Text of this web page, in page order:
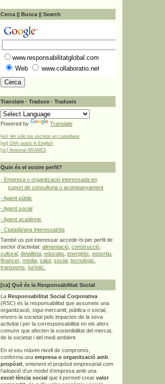
Cerca || Busca || Search
www.responsabilitatglobal.com
Web
www.collaboratio.net
Translate · Traduce · Tradueix
Powered by Translate
[es] Ver sólo los escritos en castellano
[en] Only posts in English
[oc] Arrevirar ARANÉS
Quin és el vostre perfil?
- Empresa o organització interessada en
suport de consultoria o acompanyament
- Agent públic
- Agent social
- Agent acadèmic
- Ciutadà/ana interessat/da
També us pot interessar accedir-hi per perfil de
sector d'activitat: alimentació construcció
cultural detallista educatiu energètic esportiu
financer mèdia salut social tecnològic
transports turístic.
[ca] Què és la Responsabilitat Social
La Responsabilitat Social Corporativa
(RSC) és la responsabilitat que assumeix una
organització, sigui mercantil, pública o social,
envers la societat pels impactes de la seva
activitat i per la corresponsabilitat en els afers
comuns que afecten la sostenibilitat del mercat,
de la societat i del medi ambient.
En el seu màxim nivell de compromís,
conforma una empresa o organització amb
propòsit , entenent el propòsit empresarial com
l’adopció d’un model d’empresa amb una
excel·lència social que li permeti crear valor